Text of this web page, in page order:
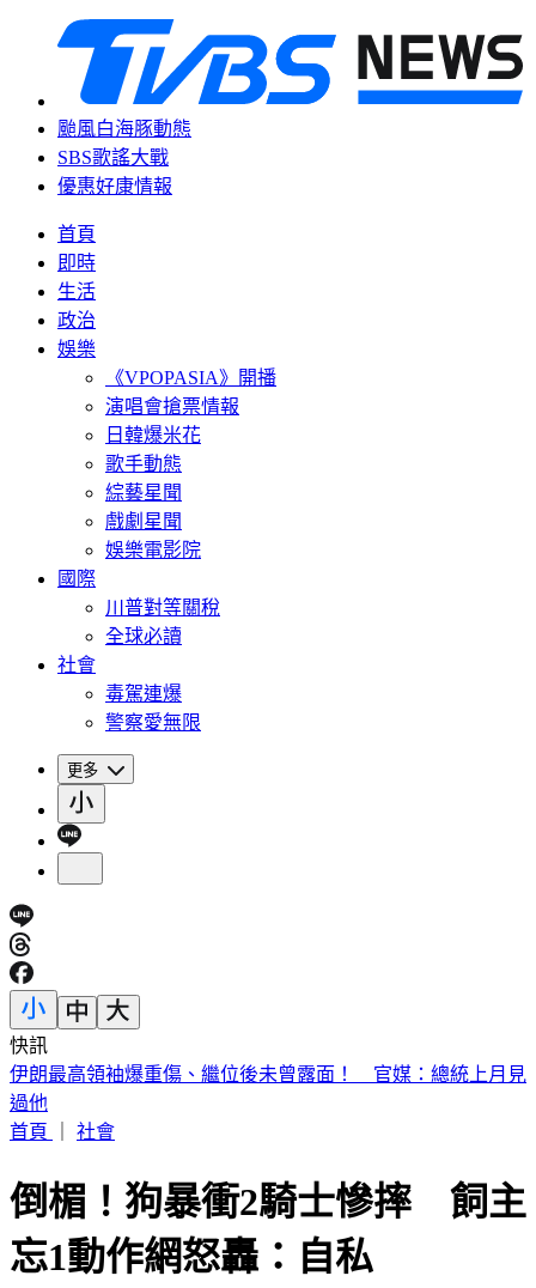
颱風白海豚動態
SBS歌謠大戰
優惠好康情報
首頁
即時
生活
政治
娛樂
《VPOPASIA》開播
演唱會搶票情報
日韓爆米花
歌手動態
綜藝星聞
戲劇星聞
娛樂電影院
國際
川普對等關稅
全球必讀
社會
毒駕連爆
警察愛無限
更多
快訊
伊朗最高領袖爆重傷、繼位後未曾露面！ 官媒：總統上月見
過他
首頁
社會
倒楣！狗暴衝2騎士慘摔 飼主
忘1動作網怒轟：自私